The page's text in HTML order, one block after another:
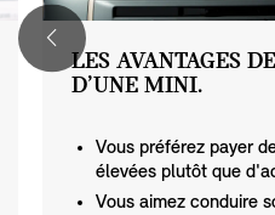
LES AVANTAGES
D’UNE MINI.
Vous préférez payer
élevées plutôt que
Vous aimez conduire